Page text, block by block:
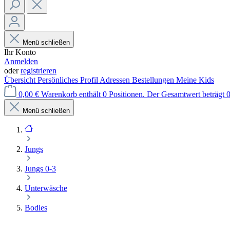
Menü schließen
Ihr Konto
Anmelden
oderregistrieren
Übersicht Persönliches Profil Adressen Bestellungen Meine Kids
0,00 € Warenkorb enthält 0 Positionen. Der Gesamtwert beträgt
Menü schließen
Jungs
Jungs 0-3
Unterwäsche
Bodies